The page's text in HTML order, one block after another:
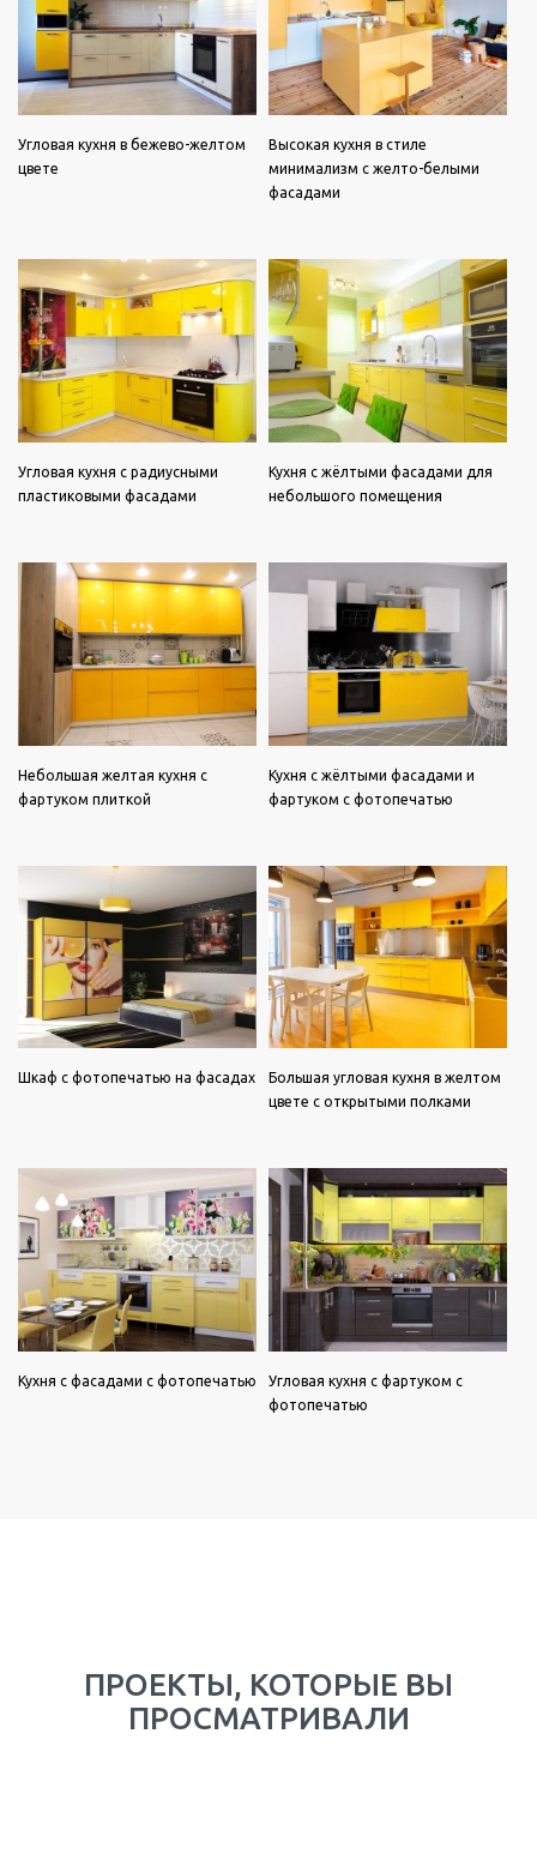
Угловая кухня в бежево-желтом
цвете
Высокая кухня в стиле
минимализм с желто-белыми
фасадами
Угловая кухня с радиусными
пластиковыми фасадами
Кухня с жёлтыми фасадами для
небольшого помещения
Небольшая желтая кухня с
фартуком плиткой
Кухня с жёлтыми фасадами и
фартуком с фотопечатью
Шкаф с фотопечатью на фасадах
Большая угловая кухня в желтом
цвете с открытыми полками
Кухня с фасадами с фотопечатью
Угловая кухня с фартуком с
фотопечатью
ПРОЕКТЫ, КОТОРЫЕ ВЫ
ПРОСМАТРИВАЛИ